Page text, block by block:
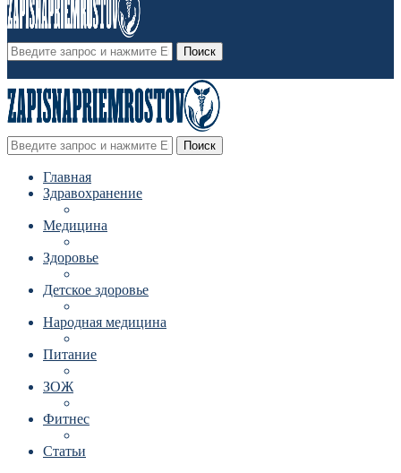
Поиск
Поиск
Главная
Здравохранение
Медицина
Здоровье
Детское здоровье
Народная медицина
Питание
ЗОЖ
Фитнес
Статьи